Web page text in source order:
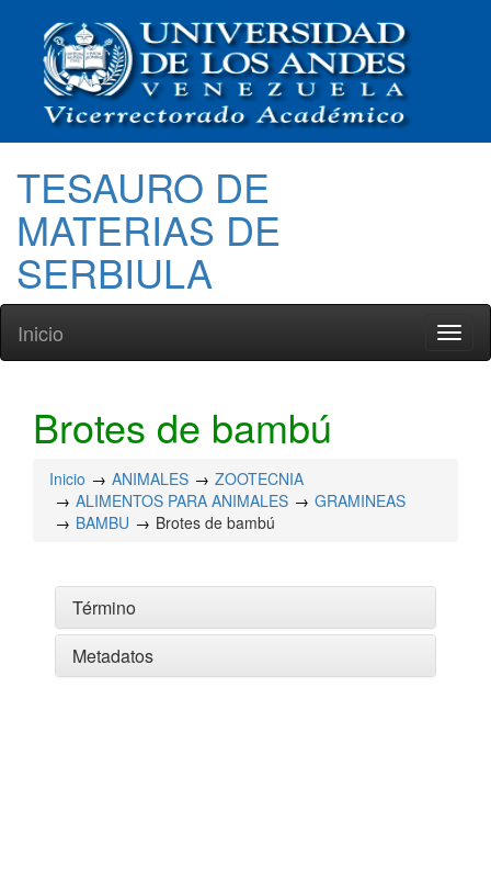
TESAURO DE
MATERIAS DE
SERBIULA
Inicio
Brotes de bambú
Inicio ANIMALES
ZOOTECNIA
ALIMENTOS PARA ANIMALES
GRAMINEAS
BAMBU
Brotes de bambú
Término
Metadatos